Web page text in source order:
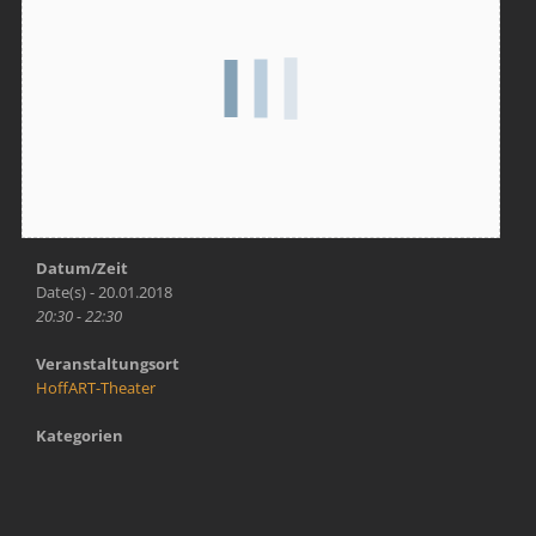
Datum/Zeit
Date(s) - 20.01.2018
20:30 - 22:30
Veranstaltungsort
HoffART-Theater
Kategorien